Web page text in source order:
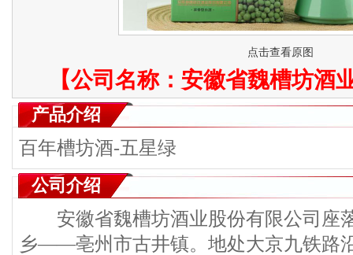
点击查看原图
【公司名称： 安徽省魏槽坊酒
产品介绍
百年槽坊酒-五星绿
公司介绍
安徽省魏槽坊酒业股份有限公司座
乡——亳州市古井镇。地处大京九铁路